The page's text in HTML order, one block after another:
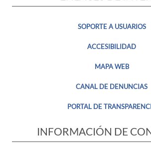
SOPORTE A USUARIOS
ACCESIBILIDAD
MAPA WEB
CANAL DE DENUNCIAS
PORTAL DE
INFORMACIÓN DE